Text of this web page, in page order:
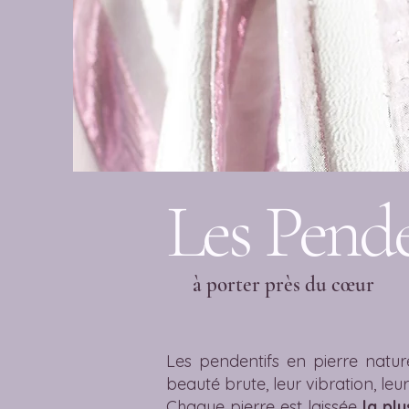
Les
à porter près du cœur
Les pendentifs en pierre
beauté brute, leur vibration,